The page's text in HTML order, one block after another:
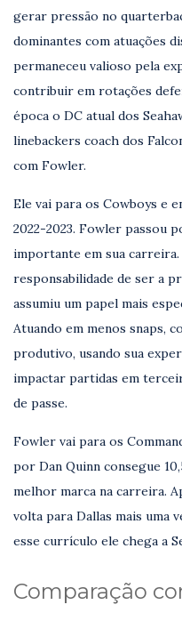
gerar pressão no
dominantes com atuações
permaneceu valioso pela
contribuir em rotações
época o DC atual dos
linebackers coach dos
com Fowler.
Ele vai para os Cowboys e
2022-2023. Fowler passou
importante em sua
responsabilidade de ser a
assumiu um papel mais
Atuando em menos snaps,
produtivo, usando sua
impactar partidas em
de passe.
Fowler vai para os
por Dan Quinn consegue
melhor marca na carreira.
volta para Dallas mais uma
esse currículo ele chega a
Comparação